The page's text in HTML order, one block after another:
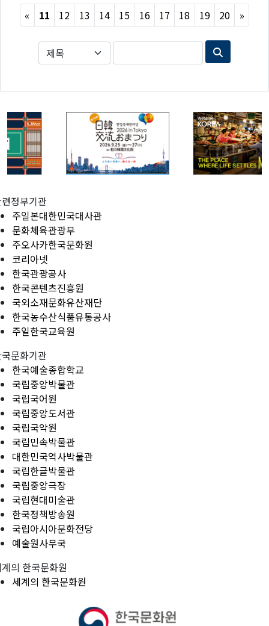
« Previous
11 12 13 14 15 16 17 18 19 20 »Next
정부기관
주일본대한민국대사관
문화체육관광부
주오사카한국문화원
코리아넷
한국관광공사
한국콘텐츠진흥원
국외소재문화유산재단
한국농수산식품유통공사
주일한국교육원
문화기관
한국예술종합학교
국립중앙박물관
국립국어원
국립중앙도서관
국립국악원
국립민속박물관
대한민국역사박물관
국립한글박물관
국립중앙극장
국립현대미술관
한국정책방송원
국립아시아문화전당
예술원사무국
의 한국문화원
세계의 한국문화원